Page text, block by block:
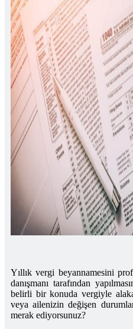
Yıllık vergi beyannamesini
danışmanı tarafından
belirli bir konuda vergiyle
veya ailenizin değişen
merak ediyorsunuz?